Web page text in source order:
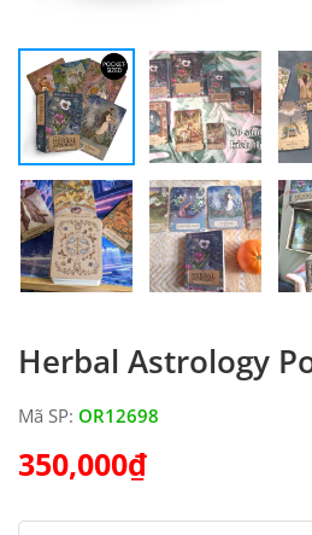
Herbal Astrology
Mã SP: OR12698
350,000₫